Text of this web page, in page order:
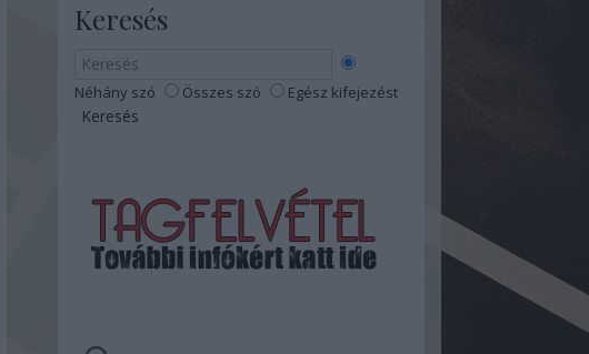
Keresés
Néhány szó Összes szó Egész kifejezést